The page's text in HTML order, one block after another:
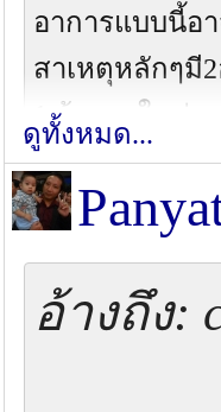
อาการแบบนี้อ
สาเหตุหลักๆมี2
1 ถ้ารอกใหม่
เวล ผมแก้โดย
2 ถ้ารอกใช้งา
ทำการถอดออ
ดูทั้งหมด...
อ้างถึง: